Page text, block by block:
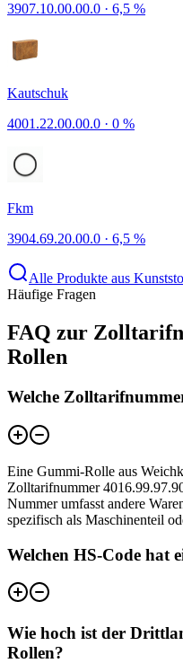
3907.10.00.00.0 · 6,5 %
Kautschuk
4001.22.00.00.0 · 0 %
Fkm
3904.69.20.00.0 · 6,5 %
Alle Produkte aus
Häufige Fragen
FAQ zur
Rollen
Welche
Eine Gummi-Rolle aus
Zolltarifnummer
Nummer umfasst andere
spezifisch als Maschinenteil
Welchen HS-Code hat
Wie hoch ist der
Rollen?